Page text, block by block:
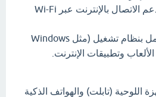
كلاهما يدعم الاتصال بالإنترنت عبر Wi-Fi
كلاهما يعمل بنظام تشغيل (مثل Windows
اللوحية (تابلت) والهواتف الذكية